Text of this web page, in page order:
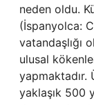
neden oldu.
(İspanyolca:
vatandaşlığı
ulusal
yapmaktadır.
yaklaşık 500